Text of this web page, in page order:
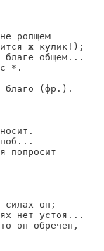
ропщем
ж кулик!);
благе общем...
*.
благо (фр.).
попросит
силах он;
нет устоя...
он обречен,